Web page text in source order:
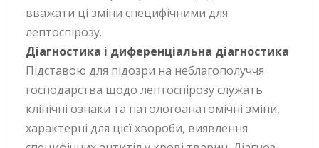
вважати ці зміни специфічними для
лептоспірозу.
Діагностика і диференціальна діагностика
Підставою для підозри на неблагополуччя
господарства щодо лептоспірозу служать
клінічні ознаки та патологоанатомічні зміни,
характерні для цієї хвороби, виявлення